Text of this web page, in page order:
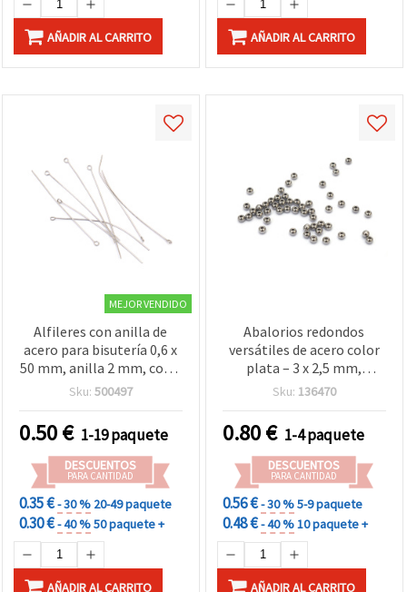
AÑADIR AL CARRITO AÑADIR AL CARRITO
MEJOR VENDIDO
Alfileres con anilla de
acero para bisutería 0,6 x
50 mm, anilla 2 mm, color
plata - Pack de 50 uds
Sku: 500497
0.50€ 1-19 paquete
DESCUENTOS
PARA CANTIDAD
0.35 €- 30 % 20-49 paquete
0.30 €- 40 %50 paquete +
AÑADIR AL CARRITO
Abalorios redondos
versátiles de acero color
plata – 3 x 2,5 mm,
agujero 0,8 mm, pack de
separadores para
pulseras, collares,
pendientes y bisutería
creativa DIY
Sku: 136470
0.80€ 1-4 paquete
DESCUENTOS
PARA CANTIDAD
0.56 €- 30 %5-9 paquete
0.48 €- 40 %10 paquete +
AÑADIR AL CARRITO